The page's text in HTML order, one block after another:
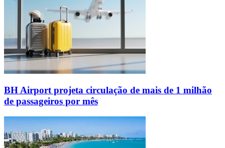
BH Airport projeta circulação de mais de 1 milhão
de passageiros por mês